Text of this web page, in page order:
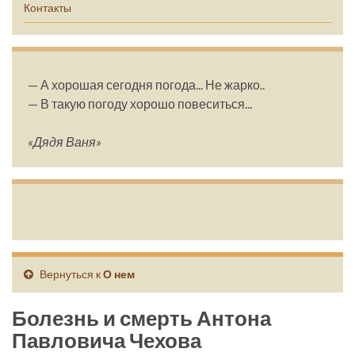
Контакты
— А хорошая сегодня погода... Не жарко..
— В такую погоду хорошо повеситься...
«Дядя Ваня»
Вернуться кО нем
Болезнь и смерть Антона
Павловича Чехова